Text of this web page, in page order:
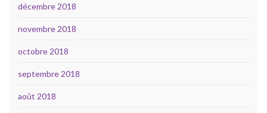
décembre 2018
novembre 2018
octobre 2018
septembre 2018
août 2018